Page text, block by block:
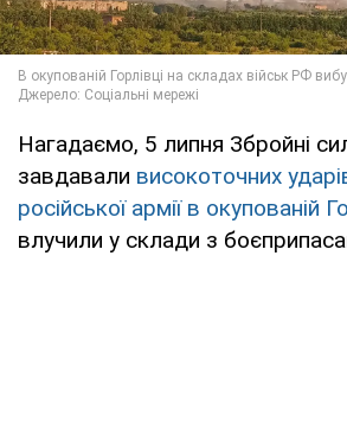
Нагадаємо, 5 липня Збройні
завдавали високоточних
російської армії в окупованій
влучили у склади з